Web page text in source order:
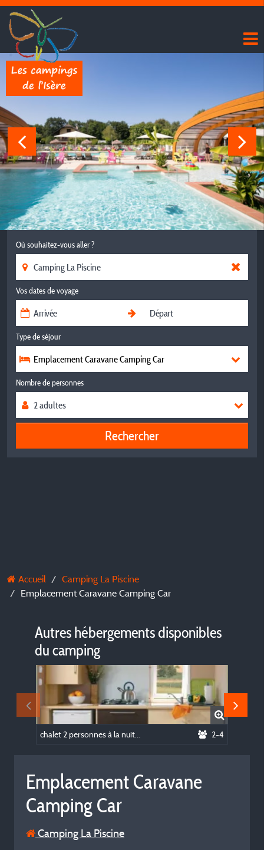
Où souhaitez-vous aller ?
Vos dates de voyage
Type de séjour
Emplacement Caravane Camping Car
Nombre de personnes
Rechercher
Accueil
Camping La Piscine
Emplacement Caravane Camping Car
Autres hébergements disponibles
du camping
2-4
Emplacement Caravane
Camping Car
Camping La Piscine